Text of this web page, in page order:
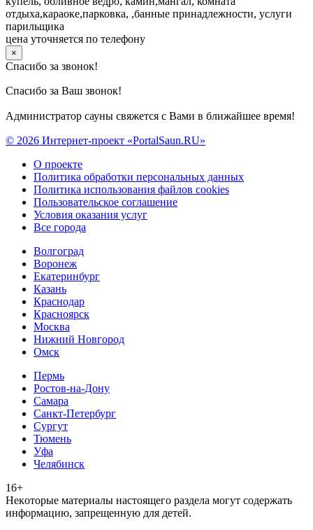
отдыха,караоке,парковка, ,банные принадлежности, услуги
парильщика
цена уточняется по телефону
×
Спасибо за звонок!
Спасибо за Ваш звонок!
Администратор сауны свяжется с Вами в ближайшее время!
© 2026 Интернет-проект «PortalSaun.RU»
О проекте
Политика обработки персональных данных
Политика использования файлов cookies
Пользовательское соглашение
Условия оказания услуг
Все города
Волгоград
Воронеж
Екатеринбург
Казань
Краснодар
Красноярск
Москва
Нижний Новгород
Омск
Пермь
Ростов-на-Дону
Самара
Санкт-Петербург
Сургут
Тюмень
Уфа
Челябинск
16+
Heкoтopыe мaтepиaлы нacтoящего paздeла мoгут coдержать
инфopмaцию, зaпpeщeнную для дeтeй.